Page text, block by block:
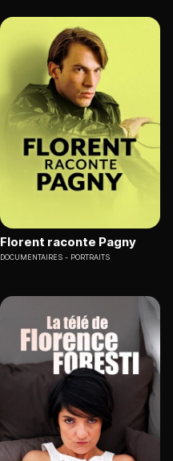
Florent raconte Pagny
DOCUMENTAIRES PORTRAITS